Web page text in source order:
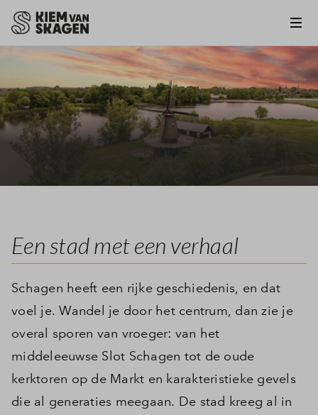
Een stad met een verhaal
Schagen heeft een rijke geschiedenis, en dat
voel je. Wandel je door het centrum, dan zie je
overal sporen van vroeger: van het
middeleeuwse Slot Schagen tot de oude
kerktoren op de Markt en karakteristieke gevels
die al generaties meegaan. De stad kreeg al in